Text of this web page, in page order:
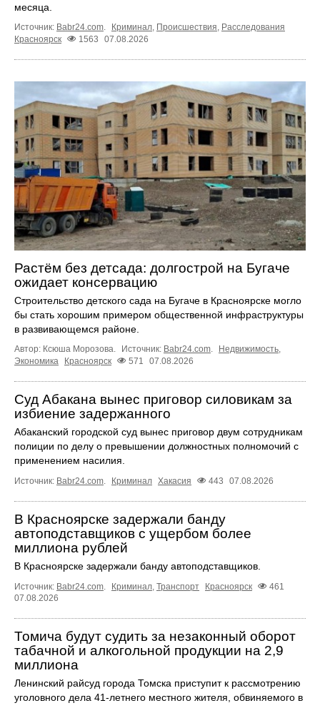
месяца.
Источник: Babr24.com. Криминал, Происшествия, Расследования
Красноярск
1563 07.08.2026
Растём без детсада: долгострой на Бугаче
ожидает консервацию
Строительство детского сада на Бугаче в Красноярске могло
бы стать хорошим примером общественной инфраструктуры
в развивающемся районе.
Автор: Ксюша Морозова. Источник: Babr24.com. Недвижимость,
Экономика
Красноярск 571 07.08.2026
Суд Абакана вынес приговор силовикам за
избиение задержанного
Абаканский городской суд вынес приговор двум сотрудникам
полиции по делу о превышении должностных полномочий с
применением насилия.
Источник: Babr24.com. Криминал Хакасия 443 07.08.2026
В Красноярске задержали банду
автоподставщиков с ущербом более
миллиона рублей
В Красноярске задержали банду автоподставщиков.
Источник: Babr24.com. Криминал, Транспорт Красноярск
461
07.08.2026
Томича будут судить за незаконный оборот
табачной и алкогольной продукции на 2,9
миллиона
Ленинский райсуд города Томска приступит к рассмотрению
уголовного дела 41-летнего местного жителя, обвиняемого в